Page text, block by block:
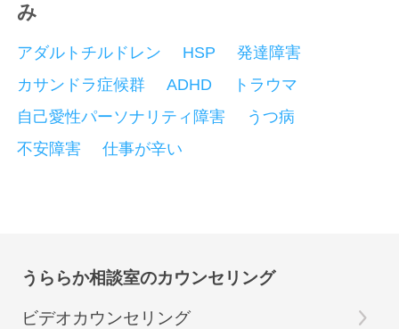
み
アダルトチルドレン HSP
発達障害
カサンドラ症候群
ADHD
トラウマ
自己愛性パーソナリティ障害
うつ病
不安障害
仕事が辛い
うららか相談室のカウンセリング
ビデオカウンセリング